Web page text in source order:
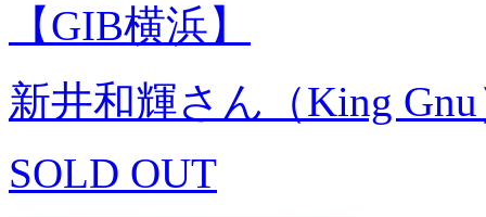
【GIB横浜】
新井和輝さん（King
SOLD OUT